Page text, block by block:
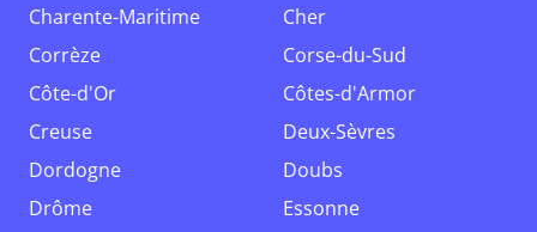
Charente-Maritime
Cher
Corrèze
Corse-du-Sud
Côte-d'Or
Côtes-d'Armor
Creuse
Deux-Sèvres
Dordogne
Doubs
Drôme
Essonne